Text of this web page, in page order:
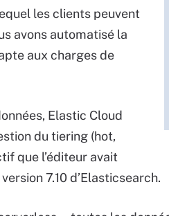
les clients peuvent
avons automatisé la
aux charges de
Elastic Cloud
du tiering (hot,
que l’éditeur avait
7.10 d’Elasticsearch.